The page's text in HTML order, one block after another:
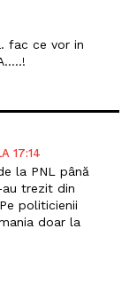
fac ce vor in
17:14
la PNL până
trezit din
politicienii
doar la